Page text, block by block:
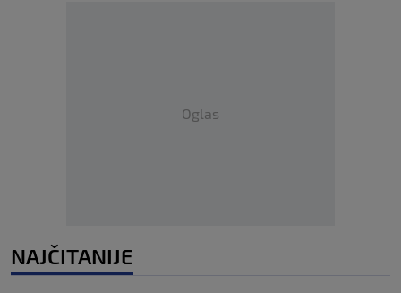
Oglas
NAJČITANIJE